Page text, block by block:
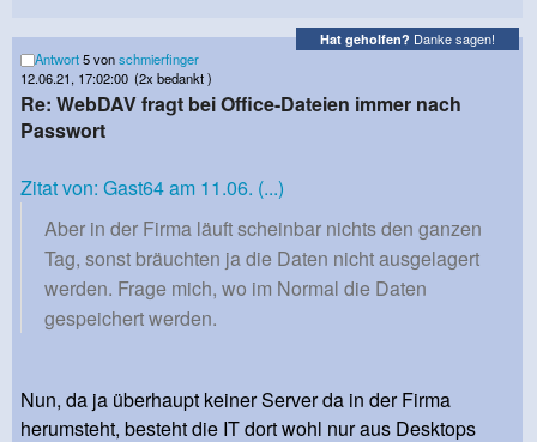
Hat geholfen? Danke sagen!
Antwort5 vonschmierfinger
12.06.21, 17:02:00 (2x bedankt )
Re: WebDAV fragt bei Office-Dateien immer nach
Passwort
Zitat von: Gast64 am 11.06. (...)
Aber in der Firma läuft scheinbar nichts den ganzen
Tag, sonst bräuchten ja die Daten nicht ausgelagert
werden. Frage mich, wo im Normal die Daten
gespeichert werden.
Nun, da ja überhaupt keiner Server da in der Firma
herumsteht, besteht die IT dort wohl nur aus Desktops